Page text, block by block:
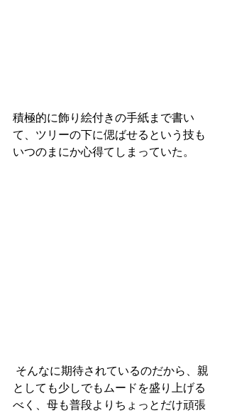
積極的に飾り絵付きの手紙まで書い
て、ツリーの下に偲ばせるという技も
いつのまにか心得てしまっていた。
としても少しでもムードを盛り上げる
べく、母も普段よりちょっとだけ頑張